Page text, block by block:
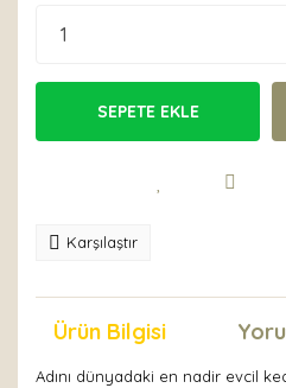
SEPETE EKLE
Karşılaştır
Ürün Bilgisi
Adını dünyadaki en nadir evcil